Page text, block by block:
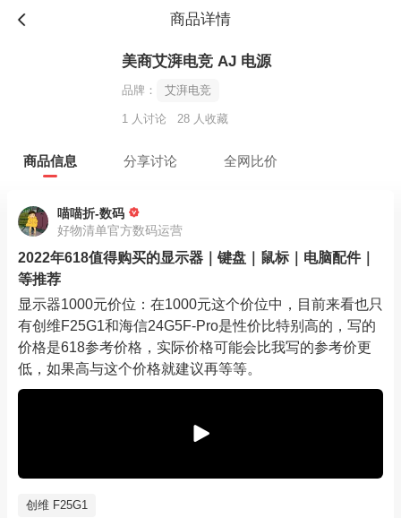
商品详情
美商艾湃电竞 AJ 电源
品牌： 艾湃电竞
1 人讨论 28 人收藏
商品信息 分享讨论 全网比价
喵喵折-数码
好物清单官方数码运营
2022年618值得购买的显示器｜键盘｜鼠标｜电脑配件｜
等推荐
显示器1000元价位：在1000元这个价位中，目前来看也只
有创维F25G1和海信24G5F-Pro是性价比特别高的，写的
价格是618参考价格，实际价格可能会比我写的参考价更
低，如果高与这个价格就建议再等等。
创维 F25G1